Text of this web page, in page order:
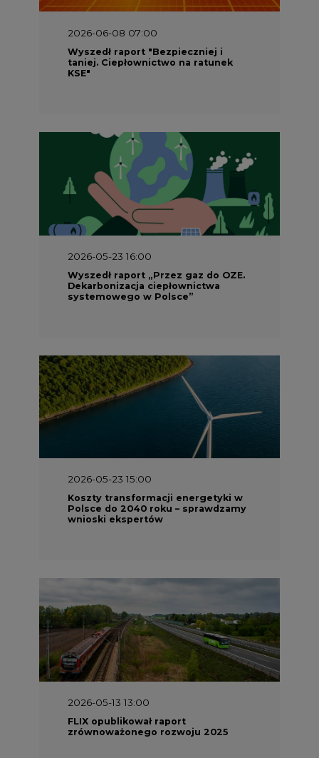
2026-06-08 07:00
Wyszedł raport "Bezpieczniej i
taniej. Ciepłownictwo na ratunek
KSE"
2026-05-23 16:00
Wyszedł raport „Przez gaz do OZE.
Dekarbonizacja ciepłownictwa
systemowego w Polsce”
2026-05-23 15:00
Koszty transformacji energetyki w
Polsce do 2040 roku – sprawdzamy
wnioski ekspertów
2026-05-13 13:00
FLIX opublikował raport
zrównoważonego rozwoju 2025